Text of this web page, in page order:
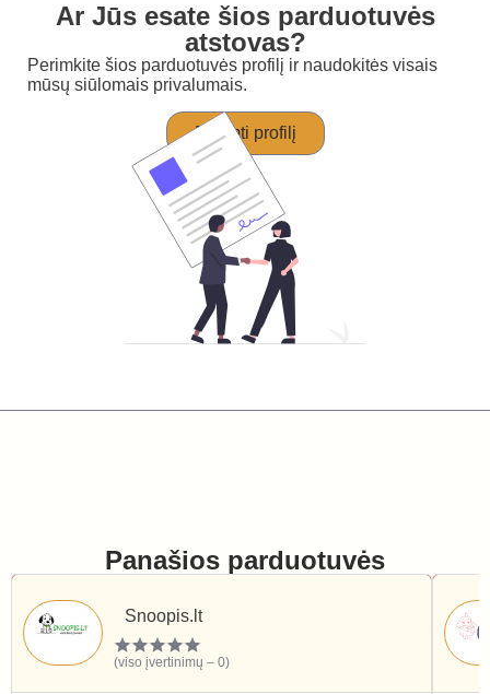
Ar Jūs esate šios parduotuvės
atstovas?
Perimkite šios parduotuvės profilį ir naudokitės visais
mūsų siūlomais privalumais.
Perimti profilį
Panašios parduotuvės
Snoopis.lt
(viso įvertinimų – 0)